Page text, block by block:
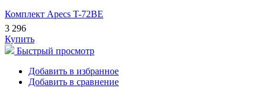
Комплект Apecs T-72BE
3 296
Купить
Быстрый просмотр
Добавить в избранное
Добавить в сравнение